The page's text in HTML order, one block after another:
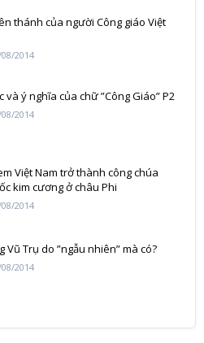
thánh của người Công giáo Việt
2014
và ý nghĩa của chữ ”Công Giáo” P2
2014
Việt Nam trở thành công chúa
kim cương ở châu Phi
2014
Vũ Trụ do ”ngẫu nhiên” mà có?
2014